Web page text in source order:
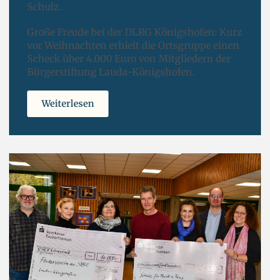
Schulz.
Große Freude bei der DLRG Königshofen: Kurz
vor Weihnachten erhielt die Ortsgruppe einen
Scheck über 4.000 Euro von Mitgliedern der
Bürgerstiftung Lauda-Königshofen.
Weiterlesen